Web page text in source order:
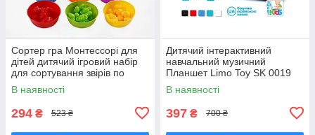
Сортер гра Монтессорі для
дітей дитячий ігровий набір
для сортування звірів по
кольорам
В наявності
294 ₴ 523 ₴
Дитячий інтерактивний
навчальний музичний
Планшет Limo Toy SK 0019
чорний
В наявності
397 ₴ 700 ₴